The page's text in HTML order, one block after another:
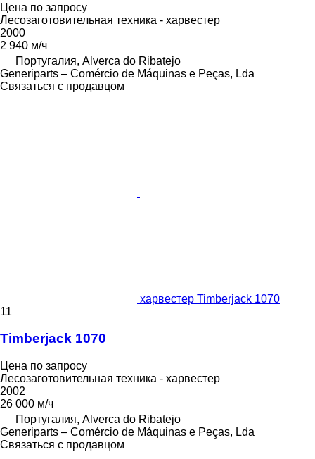
Цена по запросу
Лесозаготовительная техника - харвестер
2000
2 940 м/ч
Португалия, Alverca do Ribatejo
Generiparts – Comércio de Máquinas e Peças, Lda
Связаться с продавцом
харвестер Timberjack 1070
11
Timberjack 1070
Цена по запросу
Лесозаготовительная техника - харвестер
2002
26 000 м/ч
Португалия, Alverca do Ribatejo
Generiparts – Comércio de Máquinas e Peças, Lda
Связаться с продавцом